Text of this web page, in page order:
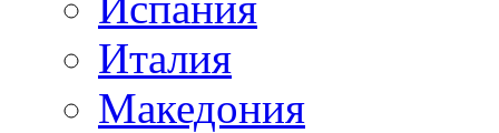
Италия
Македония